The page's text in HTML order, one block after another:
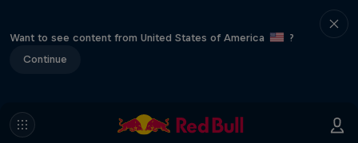
Want to see content from United States of America
?
Continue